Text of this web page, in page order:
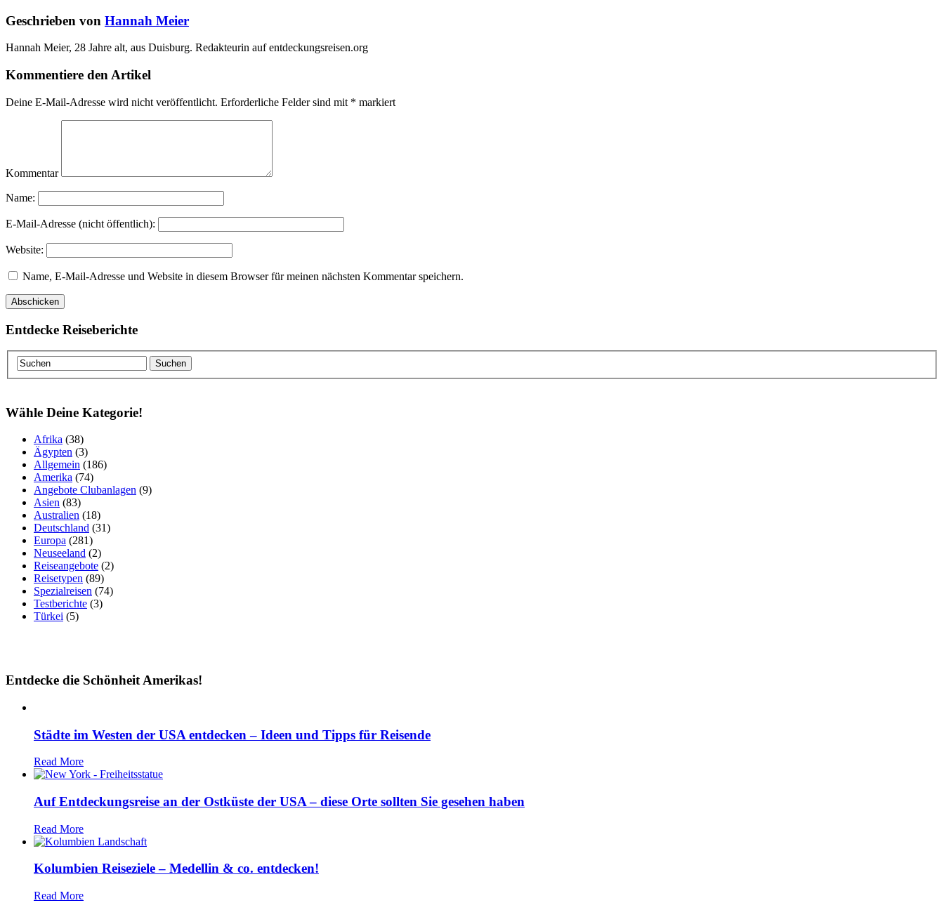
Geschrieben von Hannah Meier
Hannah Meier, 28 Jahre alt, aus Duisburg. Redakteurin auf entdeckungsreisen.org
Kommentiere den Artikel
Deine E-Mail-Adresse wird nicht veröffentlicht. Erforderliche Felder sind mit * markiert
Kommentar
Name:
E-Mail-Adresse (nicht öffentlich):
Website:
Name, E-Mail-Adresse und Website in diesem Browser für meinen nächsten Kommentar speichern.
Entdecke Reiseberichte
Wähle Deine Kategorie!
Afrika (38)
Ägypten (3)
Allgemein (186)
Amerika (74)
Angebote Clubanlagen (9)
Asien (83)
Australien (18)
Deutschland (31)
Europa (281)
Neuseeland (2)
Reiseangebote (2)
Reisetypen (89)
Spezialreisen (74)
Testberichte (3)
Türkei (5)
Entdecke die Schönheit Amerikas!
Städte im Westen der USA entdecken – Ideen und Tipps für Reisende
Read More
Auf Entdeckungsreise an der Ostküste der USA – diese Orte sollten Sie gesehen haben
Read More
Kolumbien Reiseziele – Medellin & co. entdecken!
Read More